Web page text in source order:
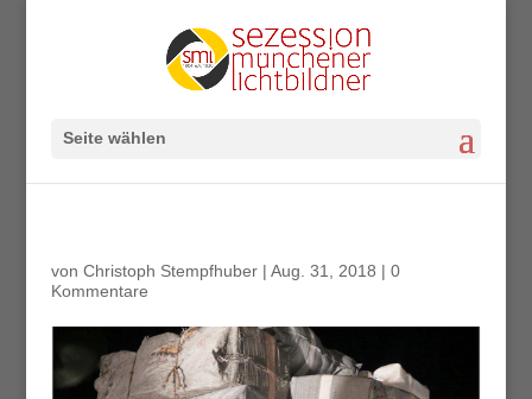
Seite wählen
von Christoph Stempfhuber| Aug. 31, 2018 | 0
Kommentare